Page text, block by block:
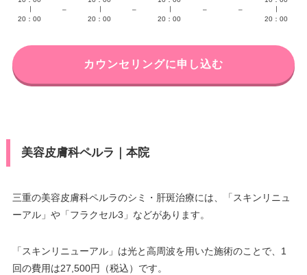
20：00
–
20：00
–
20：00
– –
20：00
カウンセリングに申し込む
美容皮膚科ペルラ｜本院
三重の美容皮膚科ペルラのシミ・肝斑治療には、「スキンリニュ
ーアル」や「フラクセル3」などがあります。
「スキンリニューアル」は光と高周波を用いた施術のことで、1
回の費用は27,500円（税込）です。